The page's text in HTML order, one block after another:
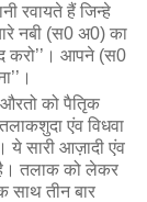
रवायते हैं जिन्हे
नबी (स0 अ0) का
करो’’। आपने (स0
को पैतिृक
एंव विधवा
ये सारी आज़ादी एंव
तलाक को लेकर
साथ तीन बार